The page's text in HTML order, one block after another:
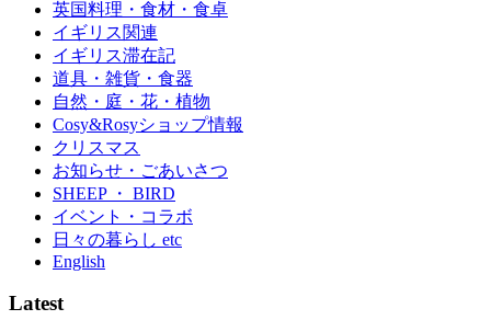
英国料理・食材・食卓
イギリス関連
イギリス滞在記
道具・雑貨・食器
自然・庭・花・植物
Cosy&Rosyショップ情報
クリスマス
お知らせ・ごあいさつ
SHEEP ・ BIRD
イベント・コラボ
日々の暮らし etc
English
Latest